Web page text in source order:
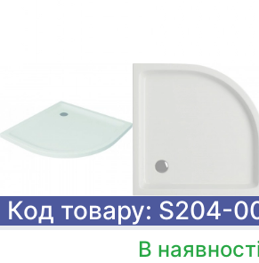
Код товару: S204-
В